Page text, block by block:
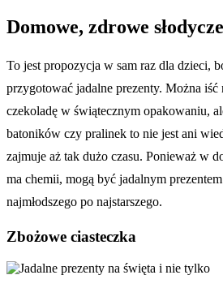
Domowe, zdrowe słodycze
To jest propozycja w sam raz dla dzieci,
przygotować jadalne prezenty. Można iść
czekoladę w świątecznym opakowaniu,
batoników czy pralinek to nie jest ani
zajmuje aż tak dużo czasu. Ponieważ w
ma chemii, mogą być jadalnym
najmłodszego po najstarszego.
Zbożowe ciasteczka